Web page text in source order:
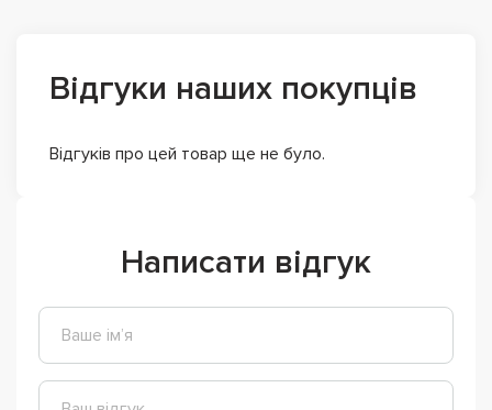
Відгуки наших покупців
Відгуків про цей товар ще не було.
Написати відгук